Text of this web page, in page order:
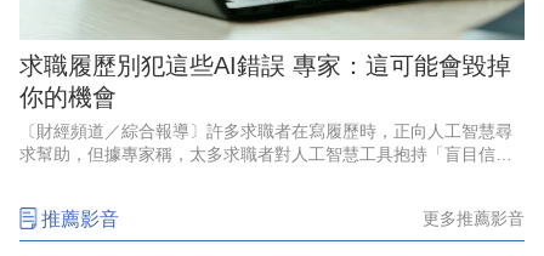
求職履歷別犯這些AI錯誤 專家：這可能會毀掉
你的機會
〔財經頻道／綜合報導〕許多求職者在寫履歷時，正向人工智慧尋
求幫助，但據專家稱，太多求職者對人工智慧工具抱持「盲目信
推薦影音 更多推薦影音